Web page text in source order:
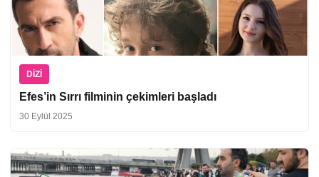
DIZI
Efes’in Sırrı filminin çekimleri başladı
30 Eylül 2025